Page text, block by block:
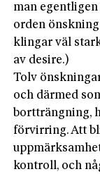
man
orden
klingar väl
av desire.)
Tolv
och därmed
bortträngning,
förvirring. Att
kontroll, och